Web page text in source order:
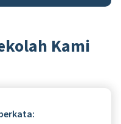
Kami